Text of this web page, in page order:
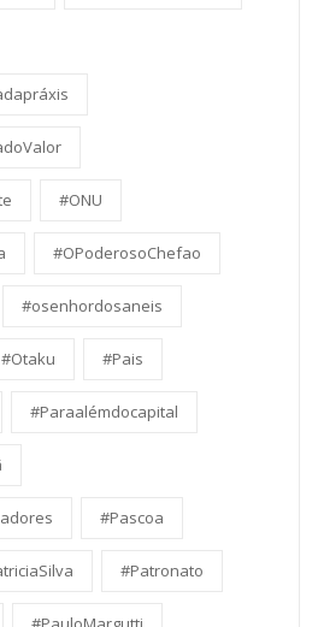
#ONU
#OPoderosoChefao
#osenhordosaneis
#Otaku #Pais
#Paraalémdocapital
#Pascoa
#Patronato